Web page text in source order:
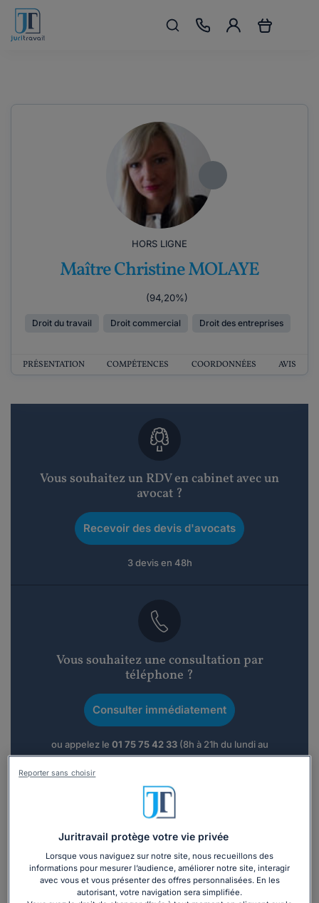
HORS LIGNE
Maître Christine MOLAYE
(94,20%)
Droit du travail Droit commercial Droit des entreprises
PRÉSENTATION COMPÉTENCES COORDONNÉES AVIS
Vous souhaitez un RDV en cabinet avec un
avocat ?
Recevoir des devis d'avocats
3 devis en 48h
Vous souhaitez une consultation par
téléphone ?
Consulter immédiatement
ou appelez le 01 75 75 42 33(8h à 21h du lundi au
vendredi)
Vous êtes avocat ?
Présentation
Avocate inscrite au Barreau de Paris depuis 2004,
Juritravail protège votre vie privée
Lorsque vous naviguez sur notre site, nous recueillons des
informations pour mesurer l’audience, améliorer notre site, interagir
avec vous et vous présenter des offres personnalisées. En les
autorisant, votre navigation sera simplifiée.
Reporter sans choisir